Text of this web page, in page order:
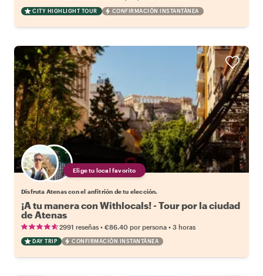
CITY HIGHLIGHT TOUR CONFIRMACIÓN INSTANTÁNEA
Elige tu local favorito
Disfruta Atenas con el anfitrión de tu elección.
¡A tu manera con Withlocals! - Tour por la ciudad
de Atenas
2991 reseñas • €86.40 por persona • 3 horas
DAY TRIP CONFIRMACIÓN INSTANTÁNEA